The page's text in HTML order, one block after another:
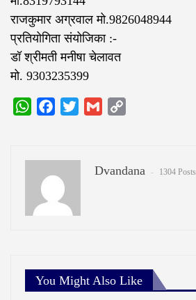
राजकुमार अग्रवाल मो.9826048944
प्रतियोगिता संयोजिका :-
डॉ श्रीमती मनीषा चेलावत
‌मो. 9303235399‌
WhatsAppFacebook
Twitter Gmail
Dvandana 1304 Posts
You Might Also Like